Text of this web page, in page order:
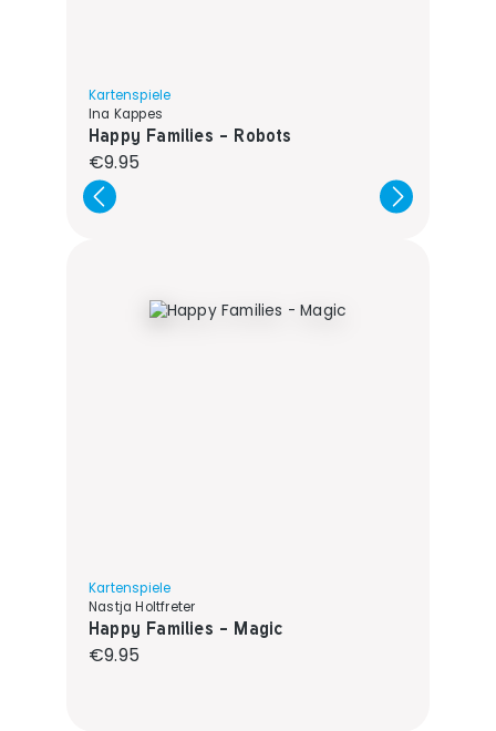
Kartenspiele
Ina Kappes
Happy Families - Robots
Regular price:
€9.95
Kartenspiele
Nastja Holtfreter
Happy Families - Magic
Regular price:
€9.95